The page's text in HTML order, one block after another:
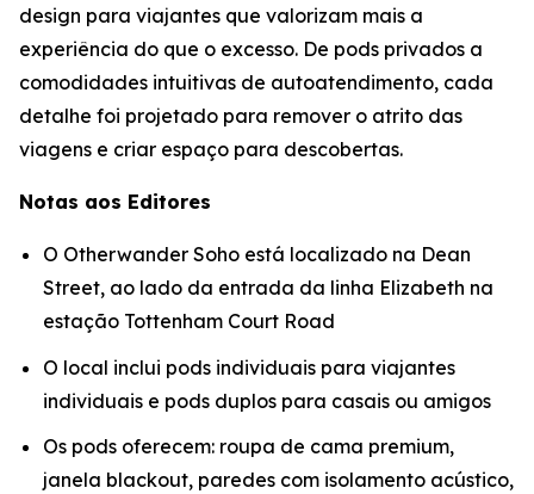
design para viajantes que valorizam mais a
experiência do que o excesso. De pods privados a
comodidades intuitivas de autoatendimento, cada
detalhe foi projetado para remover o atrito das
viagens e criar espaço para descobertas.
Notas aos Editores
O Otherwander Soho está localizado na Dean
Street, ao lado da entrada da linha Elizabeth na
estação Tottenham Court Road
O local inclui pods individuais para viajantes
individuais e pods duplos para casais ou amigos
Os pods oferecem: roupa de cama premium,
janela blackout, paredes com isolamento acústico,